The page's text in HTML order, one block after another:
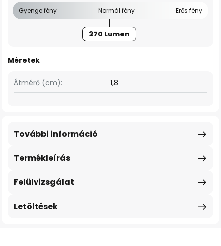
Gyenge fény Normál fény Erős fény
370 Lumen
Méretek
Átmérő (cm): 1,8
Termékleírás
További információ
Felülvizsgálat
Letöltések